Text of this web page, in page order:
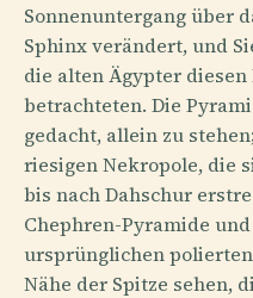
Sonnenuntergang über
Sphinx verändert, und
die alten Ägypter
betrachteten. Die
gedacht, allein zu
riesigen Nekropole, die
bis nach Dahschur
Chephren-Pyramide
ursprünglichen
Nähe der Spitze sehen,